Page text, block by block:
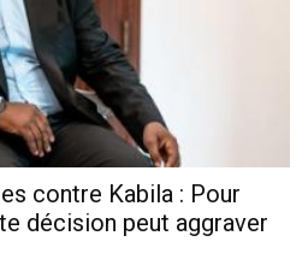
contre Kabila : Pour
décision peut aggraver